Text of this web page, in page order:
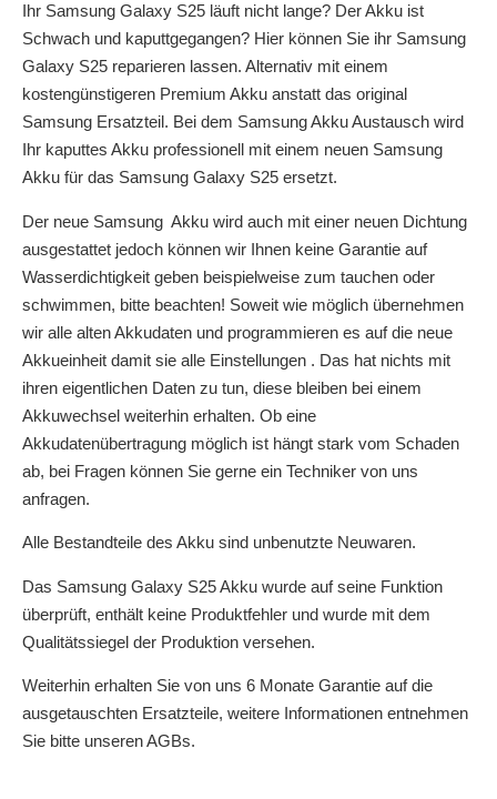
Ihr Samsung Galaxy S25 läuft nicht lange? Der Akku ist
Schwach und kaputtgegangen? Hier können Sie ihr Samsung
Galaxy S25 reparieren lassen. Alternativ mit einem
kostengünstigeren Premium Akku anstatt das original
Samsung Ersatzteil. Bei dem Samsung Akku Austausch wird
Ihr kaputtes Akku professionell mit einem neuen Samsung
Akku für das Samsung Galaxy S25 ersetzt.
Der neue Samsung Akku wird auch mit einer neuen Dichtung
ausgestattet jedoch können wir Ihnen keine Garantie auf
Wasserdichtigkeit geben beispielweise zum tauchen oder
schwimmen, bitte beachten! Soweit wie möglich übernehmen
wir alle alten Akkudaten und programmieren es auf die neue
Akkueinheit damit sie alle Einstellungen . Das hat nichts mit
ihren eigentlichen Daten zu tun, diese bleiben bei einem
Akkuwechsel weiterhin erhalten. Ob eine
Akkudatenübertragung möglich ist hängt stark vom Schaden
ab, bei Fragen können Sie gerne ein Techniker von uns
anfragen.
Alle Bestandteile des Akku sind unbenutzte Neuwaren.
Das Samsung Galaxy S25 Akku wurde auf seine Funktion
überprüft, enthält keine Produktfehler und wurde mit dem
Qualitätssiegel der Produktion versehen.
Weiterhin erhalten Sie von uns 6 Monate Garantie auf die
ausgetauschten Ersatzteile, weitere Informationen entnehmen
Sie bitte unseren AGBs.